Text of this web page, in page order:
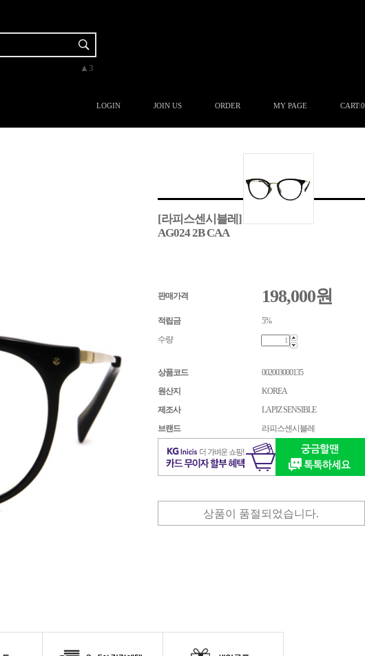
▲3
▲3
▼-2
▲3
▲1
LOGIN JOIN US ORDER MY PAGE CART:0
[라피스센시블레]
AG024 2B CAA
판매가격 198,000원
적립금
5%
수량
상품코드
002003000135
원산지
KOREA
제조사
LAPIZ SENSIBLE
브랜드
라피스센시블레
상품이 품절되었습니다.